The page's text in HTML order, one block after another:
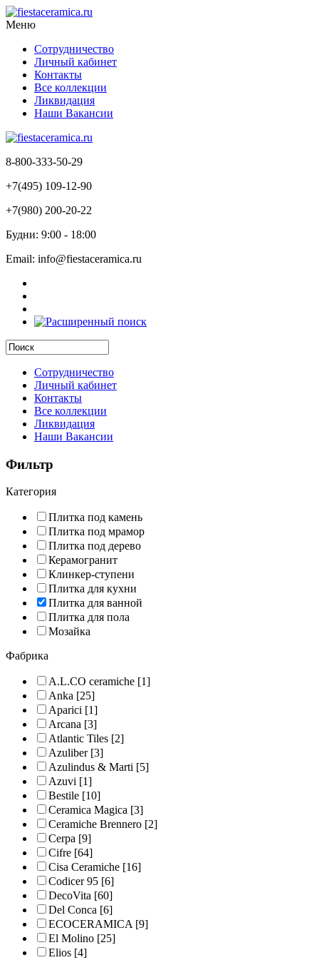
Меню
Сотрудничество
Личный кабинет
Контакты
Все коллекции
Ликвидация
Наши Вакансии
8-800-333-50-29
+7(495) 109-12-90
+7(980) 200-20-22
Будни: 9:00 - 18:00
Email: info@fiestaceramica.ru
Сотрудничество
Личный кабинет
Контакты
Все коллекции
Ликвидация
Наши Вакансии
Фильтр
Категория
Плитка под камень
Плитка под мрамор
Плитка под дерево
Керамогранит
Клинкер-ступени
Плитка для кухни
Плитка для ванной
Плитка для пола
Мозайка
Фабрика
A.L.CO ceramiche [1]
Anka [25]
Aparici [1]
Arcana [3]
Atlantic Tiles [2]
Azuliber[3]
Azulindus & Marti [5]
Azuvi [1]
Bestile [10]
Ceramica Magica [3]
Ceramiche Brennero [2]
Cerpa [9]
Cifre [64]
Cisa Ceramiche [16]
Codicer 95 [6]
DecoVita [60]
Del Conca [6]
ECOCERAMICA[9]
El Molino [25]
Elios [4]